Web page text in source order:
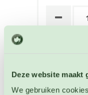
Deze website maakt
We gebruiken